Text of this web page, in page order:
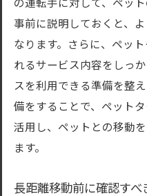
の運転手に対して、ペッ
事前に説明しておくと、
なります。さらに、ペッ
れるサービス内容をしっ
スを利用できる準備を整
備をすることで、ペット
活用し、ペットとの移動
ます。
長距離移動前に確認すべ